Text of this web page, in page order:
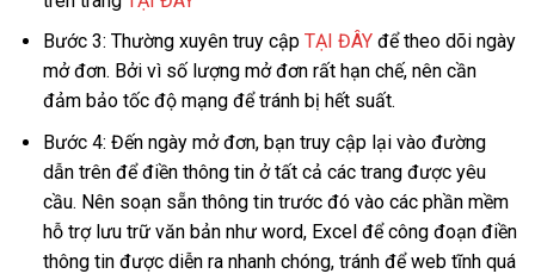
Bước 3: Thường xuyên truy cập TẠI ĐÂYđể theo dõi ngày
mở đơn. Bởi vì số lượng mở đơn rất hạn chế, nên cần
đảm bảo tốc độ mạng để tránh bị hết suất.
Bước 4: Đến ngày mở đơn, bạn truy cập lại vào đường
dẫn trên để điền thông tin ở tất cả các trang được yêu
cầu. Nên soạn sẵn thông tin trước đó vào các phần mềm
hỗ trợ lưu trữ văn bản như word, Excel để công đoạn điền
thông tin được diễn ra nhanh chóng, tránh để web tĩnh quá